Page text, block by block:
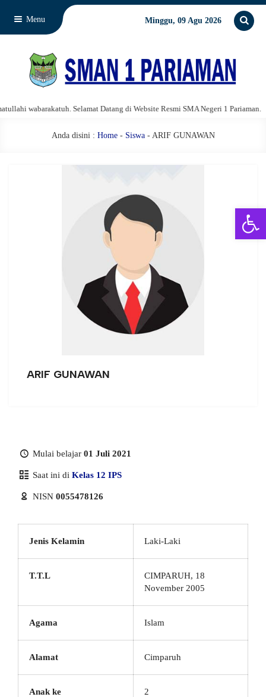
Menu Minggu, 09 Agu 2026
wabarakatuh. Selamat Datang di Website Resmi SMA Negeri 1 Pariaman.
Anda disini : Home- Siswa- ARIF GUNAWAN
ARIF GUNAWAN
Mulai belajar 01 Juli 2021
Saat ini di Kelas 12 IPS
NISN 0055478126
Jenis Kelamin Laki-Laki
T.T.L
CIMPARUH, 18
November 2005
Agama Islam
Alamat Cimparuh
Anak ke 2